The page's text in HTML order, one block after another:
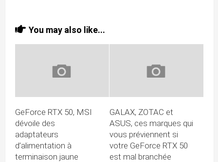
You may also like...
GeForce RTX 50, MSI
dévoile des
adaptateurs
d’alimentation à
terminaison jaune
GALAX, ZOTAC et
ASUS, ces marques qui
vous préviennent si
votre GeForce RTX 50
est mal branchée